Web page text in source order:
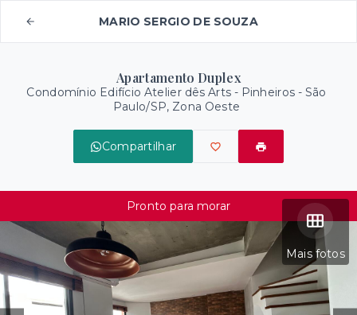
MARIO SERGIO DE SOUZA
Apartamento Duplex
Condomínio Edifício Atelier dês Arts - Pinheiros - São
Paulo/SP, Zona Oeste
Compartilhar
Mais fotos
Pronto para morar